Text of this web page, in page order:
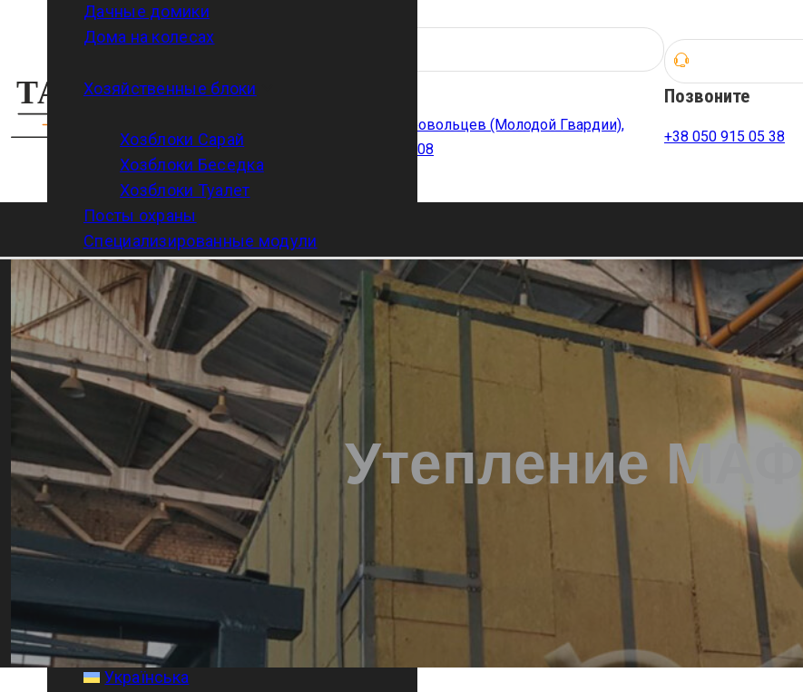
г. Харьков, ул. Добровольцев (Молодой Гвардии),
15/17, 4 этаж, каб. 408
Позвоните
+38 050 915 05 38
Дачные домики
Дома на колесах
Хозяйственные блоки
Хозблоки Сарай
Хозблоки Беседка
Хозблоки Туалет
Посты охраны
Специализированные модули
Модульные бомбоубежища
Услуги
Доставка
Строительство фундаментов
Монтаж/демонтаж
Наружная отделка
Внутренняя отделка
Монтаж коммуникаций
Галерея
Статьи
Контакты
Українська
Утепление